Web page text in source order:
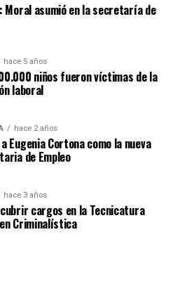
Moral asumió en la secretaría de
hace 5 años
niños fueron víctimas de la
laboral
hace 2 años
Eugenia Cortona como la nueva
de Empleo
hace 3 años
cargos en la Tecnicatura
Criminalística